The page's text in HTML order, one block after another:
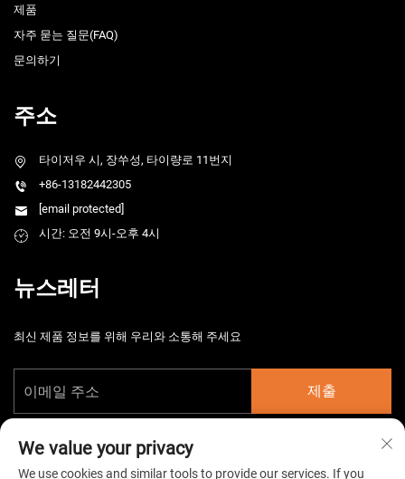
제품
자주 묻는 질문(FAQ)
문의하기
주소
타이저우 시, 장쑤성, 타이량로 11번지
+86-13182442305
[email protected]
시간: 오전 9시-오후 4시
뉴스레터
최신 제품 정보를 위해 우리와 소통해 주세요
제출
We value your privacy
We use cookies and similar tools to provide our services. If you